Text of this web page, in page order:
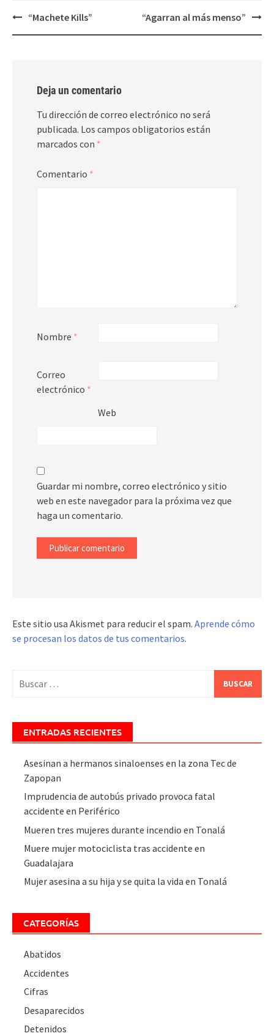
Post“Machete Kills” “Agarran al más menso”
Deja un comentario
Tu dirección de correo electrónico no será
publicada. Los campos obligatorios están
marcados con *
Comentario *
Nombre *
Correo
electrónico *
Web
Guardar mi nombre, correo electrónico y sitio
web en este navegador para la próxima vez que
haga un comentario.
Este sitio usa Akismet para reducir el spam. Aprende cómo
se procesan los datos de tus comentarios.
ENTRADAS RECIENTES
Asesinan a hermanos sinaloenses en la zona Tec de
Zapopan
Imprudencia de autobús privado provoca fatal
accidente en Periférico
Mueren tres mujeres durante incendio en Tonalá
Muere mujer motociclista tras accidente en
Guadalajara
Mujer asesina a su hija y se quita la vida en Tonalá
CATEGORÍAS
Abatidos
Accidentes
Cifras
Desaparecidos
Detenidos